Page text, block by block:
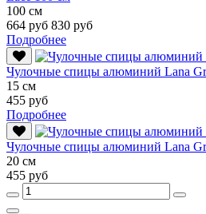
100 см
664 руб 830 руб
Подробнее
Чулочные спицы алюминий Lana
15 см
455 руб
Подробнее
Чулочные спицы алюминий Lana
20 см
455 руб